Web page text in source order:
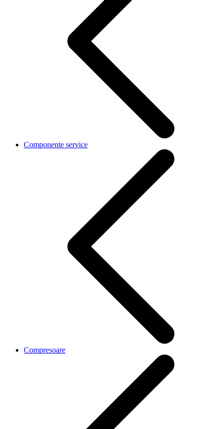
Componente service
Compresoare